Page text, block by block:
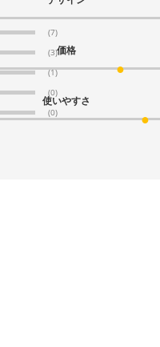
(7)
(3)
(1)
(0)
(0)
価格
使いやすさ